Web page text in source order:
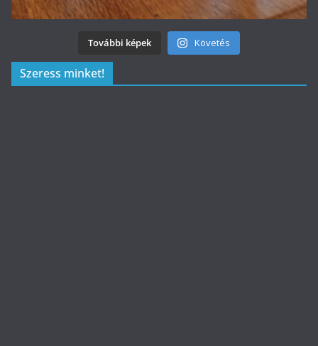
További képek Követés
Szeress minket!